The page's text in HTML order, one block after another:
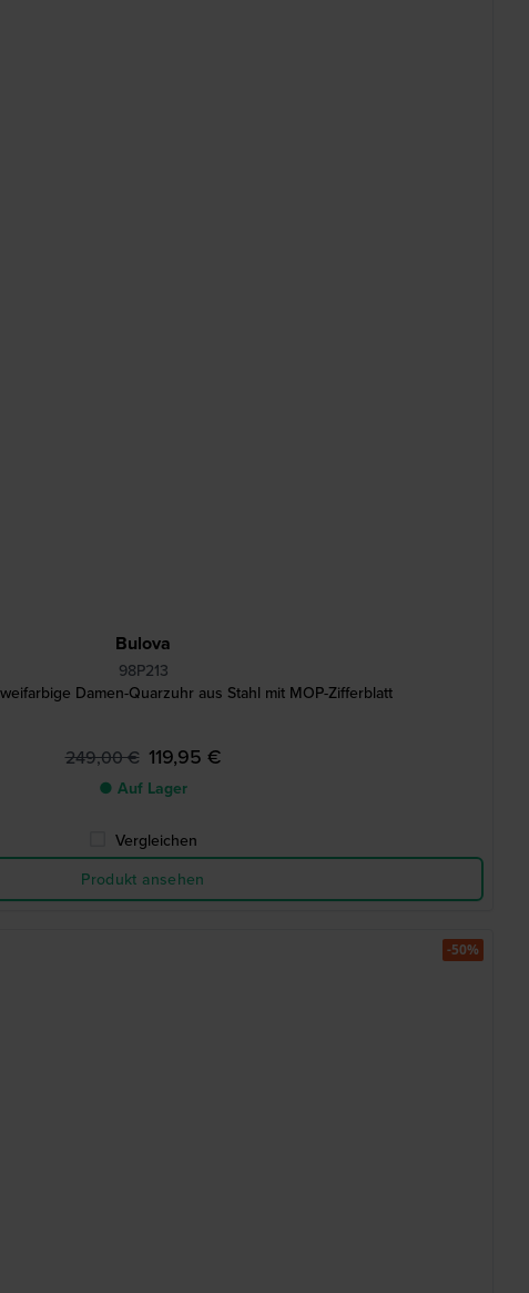
Bulova
98P213
Damen-Quarzuhr aus Stahl mit MOP-Zifferblatt
249,00 € 119,95 €
● Auf Lager
Vergleichen
Produkt ansehen
-50%